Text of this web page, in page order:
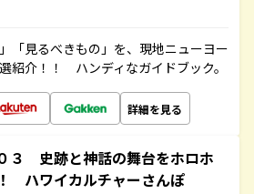
「見るべきもの」を、現地ニューヨー
紹介！！ ハンディなガイドブック。
詳細を見る
３ 史跡と神話の舞台をホロホ
ハワイカルチャーさんぽ